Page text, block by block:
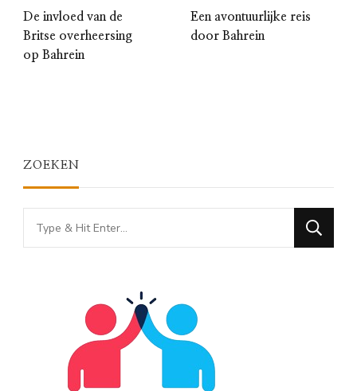
De invloed van de
Britse overheersing
op Bahrein
Een avontuurlijke reis
door Bahrein
ZOEKEN
Looking
for